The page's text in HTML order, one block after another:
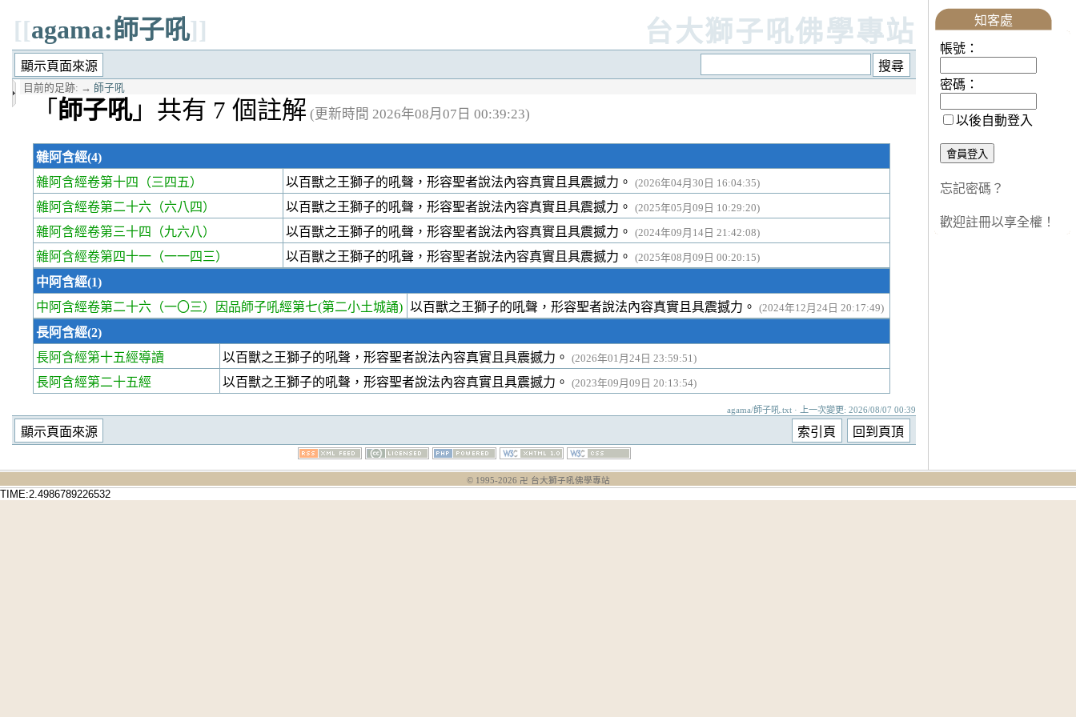
[[agama:師子吼]] 台大獅子吼佛學專站
目前的足跡: → 師子吼
「 師子吼」共有 7 個註解 (更新時間 2026年08月07日 00:39:23)
雜阿含經(4)
雜阿含經卷第十四
（三四五） 以百獸之王獅子的吼聲，形容聖者說法內容真實且具震撼力。 (2026年04月30日 16:04:35)
雜阿含經卷第二十六 （六八四） 以百獸之王獅子的吼聲，形容聖者說法內容真實且具震撼力。 (2025年05月09日 10:29:20)
雜阿含經卷第三十四 （九六八） 以百獸之王獅子的吼聲，形容聖者說法內容真實且具震撼力。 (2024年09月14日 21:42:08)
雜阿含經卷第四十一 （一一四三） 以百獸之王獅子的吼聲，形容聖者說法內容真實且具震撼力。 (2025年08月09日 00:20:15)
中阿含經(1)
中阿含經卷第二十六 （一〇三）因品師子吼經第七(第二小土城誦) 以百獸之王獅子的吼聲，形容聖者說法內容真實且具震撼力。 (2024年12月24日 20:17:49)
長阿含經(2)
長阿含經第十五經導讀 以百獸之王獅子的吼聲，形容聖者說法內容真實且具震撼力。 (2026年01月24日 23:59:51)
長阿含經第二十五經 以百獸之王獅子的吼聲，形容聖者說法內容真實且具震撼力。 (2023年09月09日 20:13:54)
agama/師子吼.txt · 上一次變更: 2026/08/07 00:39
知客處
帳號：
密碼：
以後自動登入
忘記密碼？
歡迎註冊以享全權！
© 1995-2026 卍 台大獅子吼佛學專站
TIME:2.4986789226532